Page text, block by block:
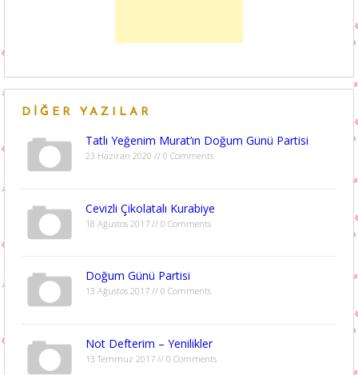
DIĞER YAZILAR
Tatlı Yeğenim Murat’ın Doğum Günü Partisi
23 Haziran 2020 // 0 Comments
Cevizli Çikolatalı Kurabiye
18 Ağustos 2017 // 0 Comments
Doğum Günü Partisi
13 Ağustos 2017 // 0 Comments
Not Defterim – Yenilikler
13 Temmuz 2017 // 0 Comments